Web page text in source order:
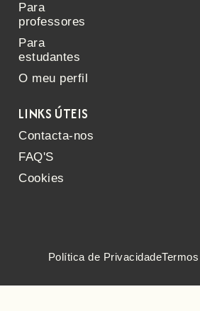
Para
professores
Para
estudantes
O meu perfil
LINKS ÚTEIS
Contacta-nos
FAQ'S
Cookies
Política de Privacidade